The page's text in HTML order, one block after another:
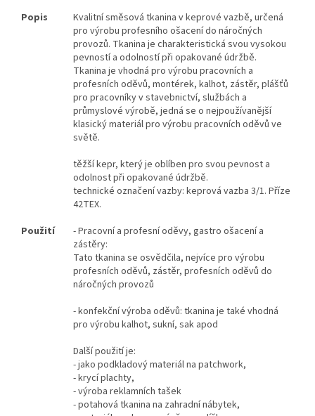
Popis
Kvalitní směsová tkanina v keprové vazbě, určená
pro výrobu profesního ošacení do náročných
provozů. Tkanina je charakteristická svou vysokou
pevností a odolností při opakované údržbě.
Tkanina je vhodná pro výrobu pracovních a
profesních oděvů, montérek, kalhot, zástěr, plášťů
pro pracovníky v stavebnictví, službách a
průmyslové výrobě, jedná se o nejpoužívanější
klasický materiál pro výrobu pracovních oděvů ve
světě.
těžší kepr, který je oblíben pro svou pevnost a
odolnost při opakované údržbě.
technické označení vazby: keprová vazba 3/1. Příze
42TEX.
Použití
- Pracovní a profesní oděvy, gastro ošacení a
zástěry:
Tato tkanina se osvědčila, nejvíce pro výrobu
profesních oděvů, zástěr, profesních oděvů do
náročných provozů
- konfekční výroba oděvů: tkanina je také vhodná
pro výrobu kalhot, sukní, sak apod
Další použití je:
- jako podkladový materiál na patchwork,
- krycí plachty,
- výroba reklamních tašek
- potahová tkanina na zahradní nábytek,